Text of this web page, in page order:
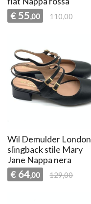
€ 55,00 110,00
Wil Demulder London
slingback stile Mary
Jane Nappa nera
€ 64,00 129,00